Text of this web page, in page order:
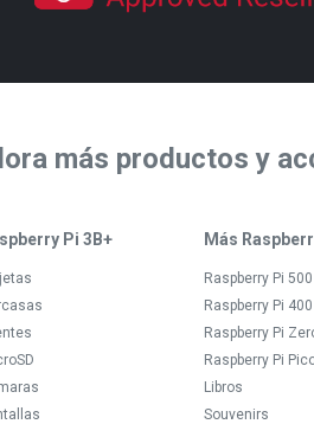
más productos y
Pi 3B+ Más
Raspberry Pi 500
Raspberry Pi 400
Raspberry Pi
Raspberry Pi
Libros
Souvenirs